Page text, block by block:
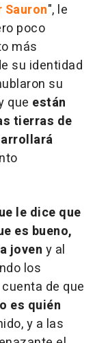
Sauron", le
poco
más
su identidad
su
que están
tierras de
le dice que
es bueno,
joven y al
los
de que
es quién
y a las